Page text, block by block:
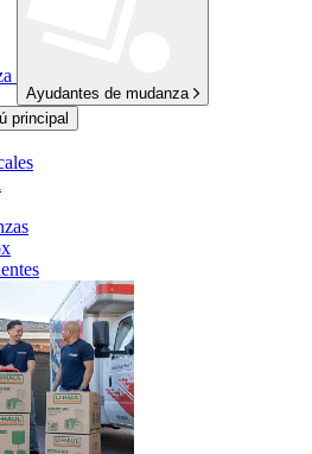
Ayudantes de mudanza
principal